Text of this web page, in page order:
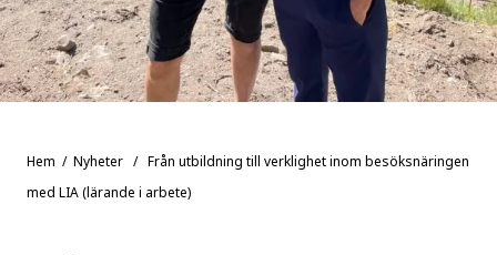
Hem / Nyheter / Från utbildning till verklighet inom besöksnäringen
med LIA (lärande i arbete)